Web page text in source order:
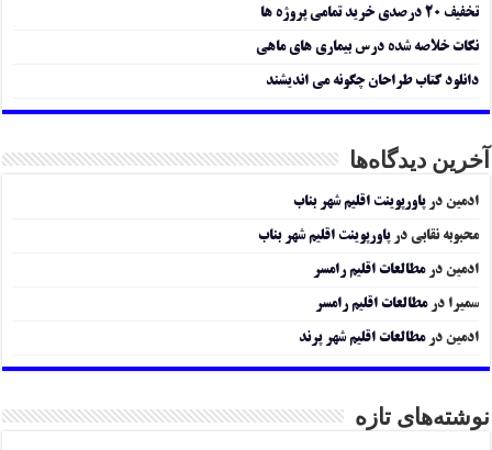
تخفیف ۲۰ درصدی خرید تمامی پروژه ها
نکات خلاصه شده درس بیماری های ماهی
دانلود کتاب طراحان چگونه می اندیشند
آخرین دیدگاه‌ها
ادمین درپاورپوینت اقلیم شهر بناب
محبوبه نقابی درپاورپوینت اقلیم شهر بناب
ادمین درمطالعات اقلیم رامسر
سمیرا درمطالعات اقلیم رامسر
ادمین درمطالعات اقلیم شهر پرند
نوشته‌های تازه